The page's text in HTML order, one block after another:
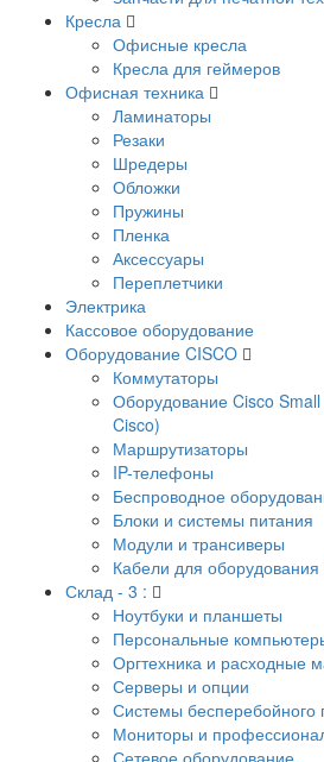
Кресла
Офисные кресла
Кресла для геймеров
Офисная техника
Ламинаторы
Резаки
Шредеры
Обложки
Пружины
Пленка
Аксессуары
Переплетчики
Электрика
Кассовое оборудование
Оборудование CISCO
Коммутаторы
Оборудование Cisco
Cisco)
Маршрутизаторы
IP-телефоны
Беспроводное
Блоки и системы питания
Модули и трансиверы
Кабели для оборудования
Склад - 3 :
Ноутбуки и планшеты
Персональные
Оргтехника и расходные
Серверы и опции
Системы бесперебойного
Мониторы и
Сетевое оборудование